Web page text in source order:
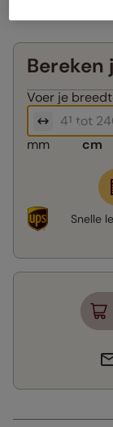
Bereken
Voer je
mm cm
Snelle